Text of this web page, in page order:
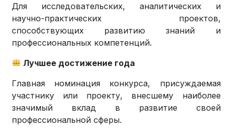
Для исследовательских, аналитических и
научно-практических проектов,
способствующих развитию знаний и
профессиональных компетенций.
Лучшее достижение года
Главная номинация конкурса, присуждаемая
участнику или проекту, внесшему наиболее
значимый вклад в развитие своей
профессиональной сферы.